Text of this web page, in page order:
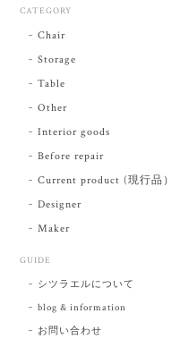
CATEGORY
Chair
Storage
Table
Other
Interior goods
Before repair
Current product (現行品）
Designer
Maker
GUIDE
シツラエルについて
blog & information
お問い合わせ